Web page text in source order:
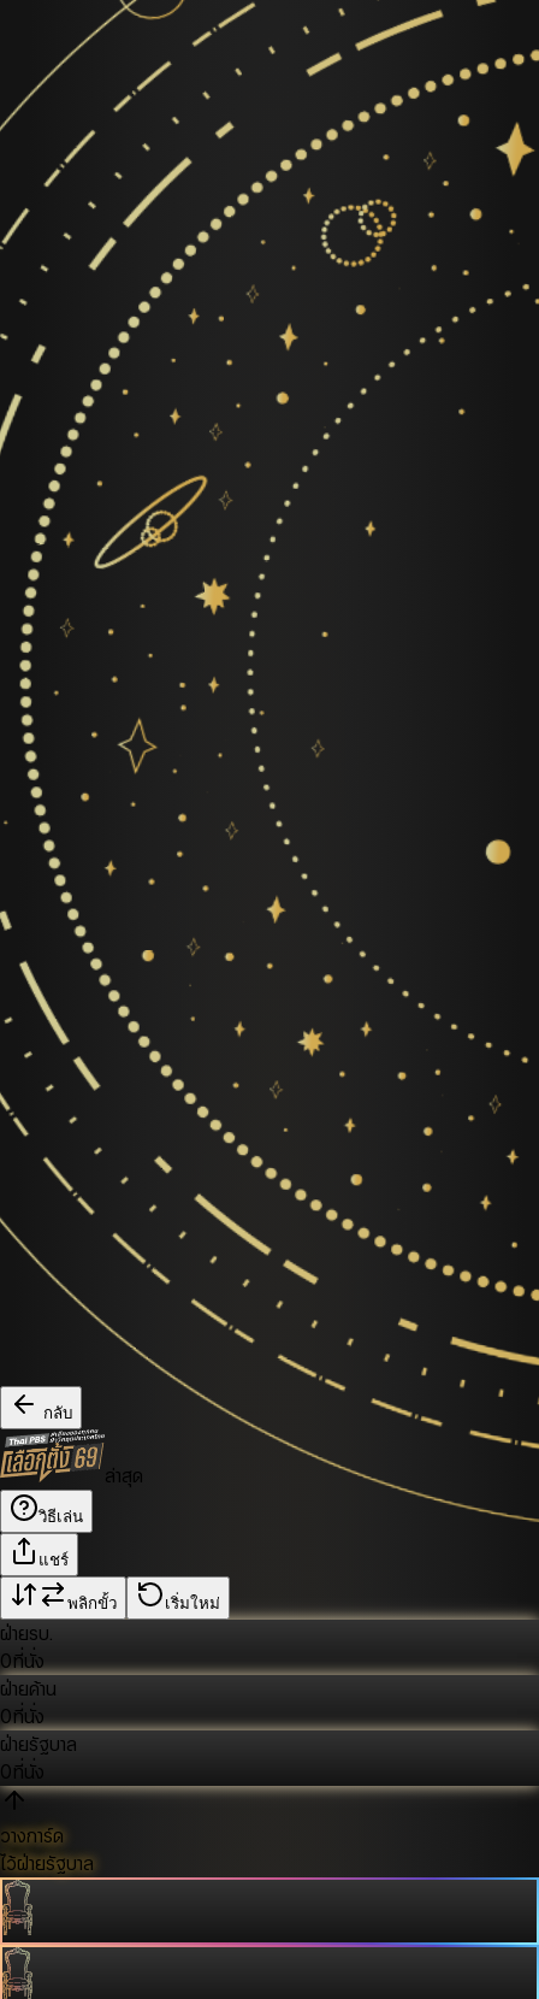
กลับ
ล่าสุด
วิธีเล่น
แชร์
พลิกขั้ว เริ่มใหม่
ฝ่ายรบ.
0ที่นั่ง
ฝ่ายค้าน
0ที่นั่ง
ฝ่ายรัฐบาล
0ที่นั่ง
วางการ์ด
ไว้ฝ่ายรัฐบาล